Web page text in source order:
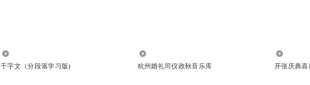
千字文（分段落学习版) 杭州婚礼司仪政秋音乐库 开张庆典